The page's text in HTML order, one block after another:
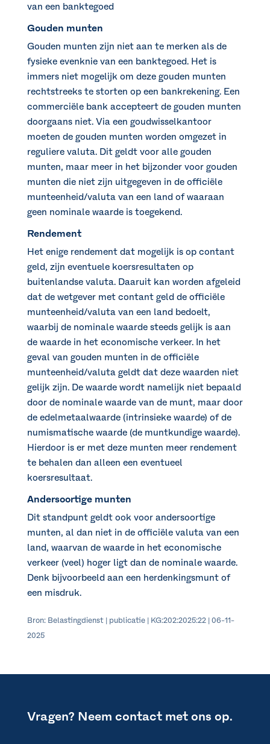
van een banktegoed
Gouden munten
Gouden munten zijn niet aan te merken als de
fysieke evenknie van een banktegoed. Het is
immers niet mogelijk om deze gouden munten
rechtstreeks te storten op een bankrekening. Een
commerciële bank accepteert de gouden munten
doorgaans niet. Via een goudwisselkantoor
moeten de gouden munten worden omgezet in
reguliere valuta. Dit geldt voor alle gouden
munten, maar meer in het bijzonder voor gouden
munten die niet zijn uitgegeven in de officiële
munteenheid/valuta van een land of waaraan
geen nominale waarde is toegekend.
Rendement
Het enige rendement dat mogelijk is op contant
geld, zijn eventuele koersresultaten op
buitenlandse valuta. Daaruit kan worden afgeleid
dat de wetgever met contant geld de officiële
munteenheid/valuta van een land bedoelt,
waarbij de nominale waarde steeds gelijk is aan
de waarde in het economische verkeer. In het
geval van gouden munten in de officiële
munteenheid/valuta geldt dat deze waarden niet
gelijk zijn. De waarde wordt namelijk niet bepaald
door de nominale waarde van de munt, maar door
de edelmetaalwaarde (intrinsieke waarde) of de
numismatische waarde (de muntkundige waarde).
Hierdoor is er met deze munten meer rendement
te behalen dan alleen een eventueel
koersresultaat.
Andersoortige munten
Dit standpunt geldt ook voor andersoortige
munten, al dan niet in de officiële valuta van een
land, waarvan de waarde in het economische
verkeer (veel) hoger ligt dan de nominale waarde.
Denk bijvoorbeeld aan een herdenkingsmunt of
een misdruk.
Bron: Belastingdienst | publicatie | KG:202:2025:22 | 06-11-
2025
Vragen? Neem contact met ons op.